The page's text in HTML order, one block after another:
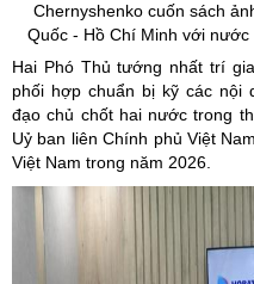
Chernyshenko cuốn sách
Quốc - Hồ Chí Minh với
Hai Phó Thủ tướng nhất trí
phối hợp chuẩn bị kỹ các nội
đạo chủ chốt hai nước trong
Uỷ ban liên Chính phủ Việt
Việt Nam trong năm 2026.